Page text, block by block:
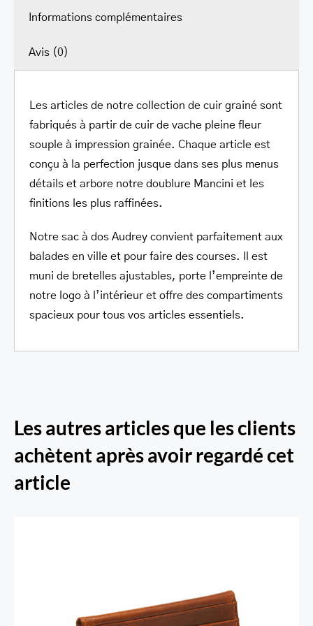
Informations complémentaires
Avis (0)
Les articles de notre collection de cuir grainé sont
fabriqués à partir de cuir de vache pleine fleur
souple à impression grainée. Chaque article est
conçu à la perfection jusque dans ses plus menus
détails et arbore notre doublure Mancini et les
finitions les plus raffinées.
Notre sac à dos Audrey convient parfaitement aux
balades en ville et pour faire des courses. Il est
muni de bretelles ajustables, porte l’empreinte de
notre logo à l’intérieur et offre des compartiments
spacieux pour tous vos articles essentiels.
Les autres articles que les clients
achètent après avoir regardé cet
article